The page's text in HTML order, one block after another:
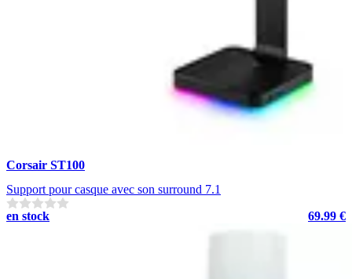
Corsair ST100
Support pour casque avec son surround 7.1
en stock
69.99 €